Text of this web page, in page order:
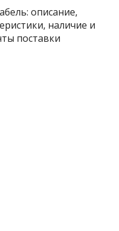
описание,
наличие и
поставки